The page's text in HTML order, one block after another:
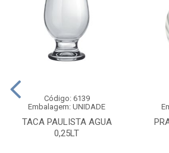
TACA PAULISTA AGUA
0,25LT
Código: 6139
Embalagem: UNIDADE